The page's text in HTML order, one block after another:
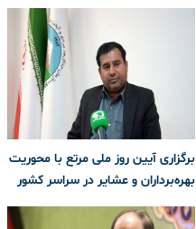
برگزاری آیین روز ملی مرتع با محوریت
بهره‌برداران و عشایر در سراسر کشور